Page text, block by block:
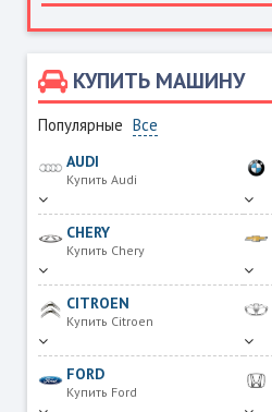
КУПИТЬ МАШИНУ
Популярные Все
AUDI
Купить Audi
CHERY
Купить Chery
CITROEN
Купить Citroen
FORD
Купить Ford